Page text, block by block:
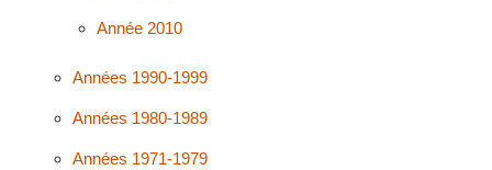
Année 2010
Années 1990-1999
Années 1980-1989
Années 1971-1979